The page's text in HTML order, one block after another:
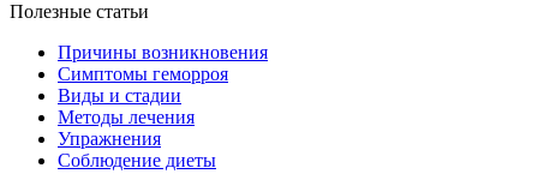
Полезные статьи
Причины возникновения
Симптомы геморроя
Виды и стадии
Методы лечения
Упражнения
Соблюдение диеты